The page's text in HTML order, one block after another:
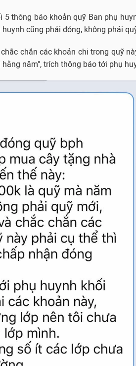
thông báo khoản quỹ Ban phụ
cũng phải đóng, không phải
chắn các khoản chi trong quỹ
năm", trích thông báo tới phụ